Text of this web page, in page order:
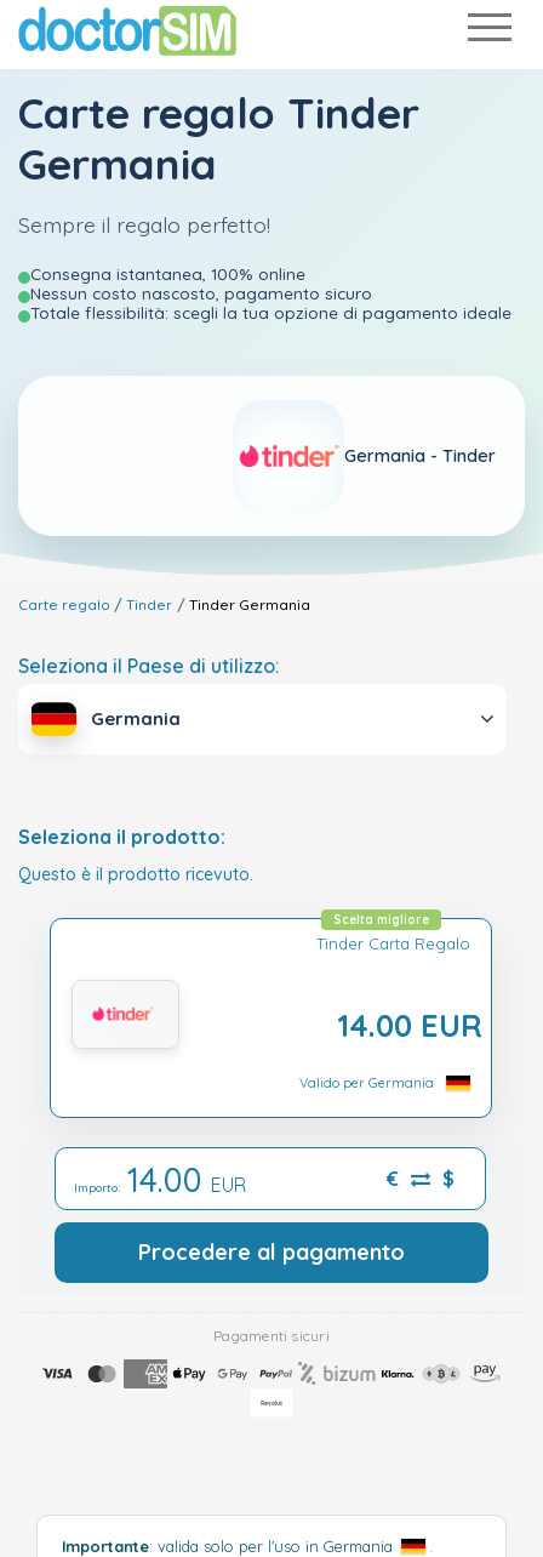
Carte regalo Tinder
Germania
Sempre il regalo perfetto!
Consegna istantanea, 100% online
Nessun costo nascosto, pagamento sicuro
Totale flessibilità: scegli la tua opzione di pagamento ideale
Germania - Tinder
Carte regalo Tinder Tinder Germania
Seleziona il Paese di utilizzo:
Germania
Seleziona il prodotto:
Questo è il prodotto ricevuto.
Tinder Carta Regalo
14.00 EUR
Scelta migliore
Valido per Germania
Importo: 14.00 EUR € $
Procedere al pagamento
Pagamenti sicuri
Importante: valida solo per l'uso in Germania